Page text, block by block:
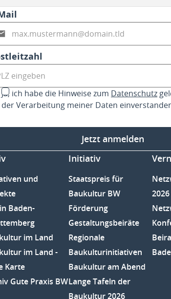
Ja, ich habe die Hinweise zum Datenschutz
der Verarbeitung meiner Daten
Jetzt anmelden
und
Baden-
im Land
im Land -
Karte
Gute Praxis BW
Initiativ
Staatspreis für
Baukultur BW
Förderung
Gestaltungsbeiräte
Regionale
Baukulturinitiativen
Baukultur am Abend
Lange Tafeln der
Baukultur 2026
2026